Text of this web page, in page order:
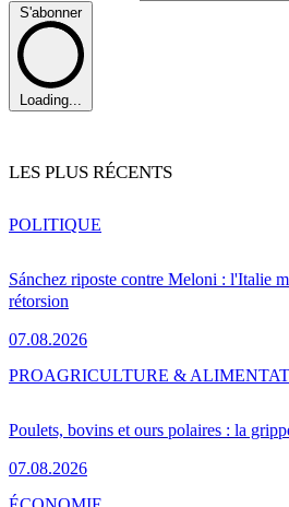
S'abonner
Loading...
LES PLUS RÉCENTS
Sánchez riposte contre Meloni : l'Italie
rétorsion
07.08.2026
POLITIQUE
Poulets, bovins et ours polaires : la
07.08.2026
PROAGRICULTURE &